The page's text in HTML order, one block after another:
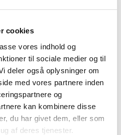
cookies
vores indhold og
til sociale medier og til
deler også oplysninger om
med vores partnere inden
og
kan kombinere disse
du har givet dem, eller som
af deres tjenester.
og småt. Her er et par